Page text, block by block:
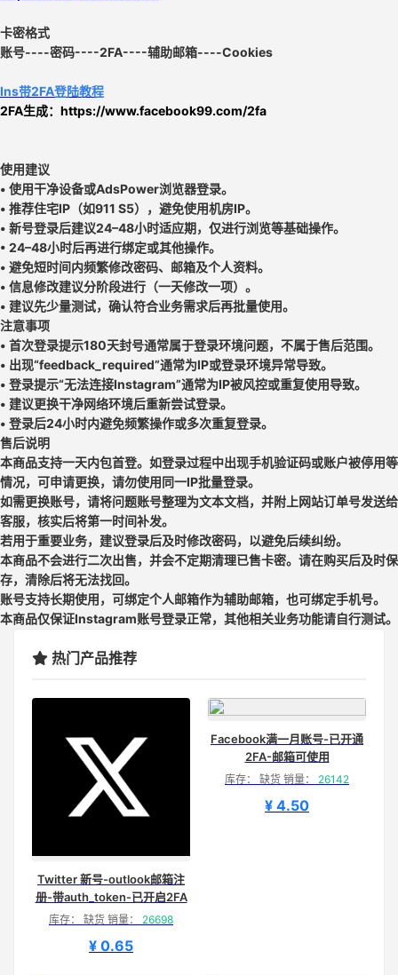
卡密格式
账号----密码----2FA----辅助邮箱----Cookies
Ins带2FA登陆教程
2FA生成： https://www.facebook99.com/2fa
使用建议
• 使用干净设备或AdsPower浏览器登录。
• 推荐住宅IP（如911 S5），避免使用机房IP。
• 新号登录后建议24–48小时适应期，仅进行浏览等基础操作。
• 24–48小时后再进行绑定或其他操作。
• 避免短时间内频繁修改密码、邮箱及个人资料。
• 信息修改建议分阶段进行（一天修改一项）。
• 建议先少量测试，确认符合业务需求后再批量使用。
注意事项
• 首次登录提示180天封号通常属于登录环境问题，不属于售后范围。
• 出现“feedback_required”通常为IP或登录环境异常导致。
• 登录提示“无法连接Instagram”通常为IP被风控或重复使用导致。
• 建议更换干净网络环境后重新尝试登录。
• 登录后24小时内避免频繁操作或多次重复登录。
售后说明
本商品支持一天内包首登。如登录过程中出现手机验证码或账户被停用等
情况，可申请更换，请勿使用同一IP批量登录。
如需更换账号，请将问题账号整理为文本文档，并附上网站订单号发送给
客服，核实后将第一时间补发。
若用于重要业务，建议登录后及时修改密码，以避免后续纠纷。
本商品不会进行二次出售，并会不定期清理已售卡密。请在购买后及时保
存，清除后将无法找回。
账号支持长期使用，可绑定个人邮箱作为辅助邮箱，也可绑定手机号。
本商品仅保证Instagram账号登录正常，其他相关业务功能请自行测试。
热门产品推荐
Twitter 新号-outlook邮箱注
册-带auth_token-已开启2FA
库存： 缺货 销量： 26698
¥ 0.65
Facebook满一月账号-已开通
2FA-邮箱可使用
库存： 缺货 销量： 26142
¥ 4.50